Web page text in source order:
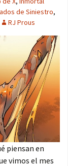
de Siniestro,
RJ Prous
piensan en
vimos el mes